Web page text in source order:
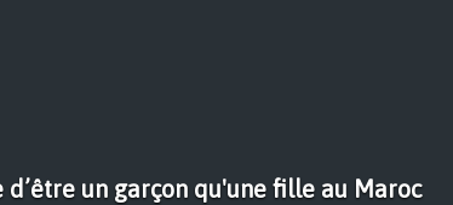
un garçon qu'une fille au Maroc